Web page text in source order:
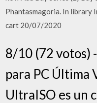
Phantasmagoria. In library
cart 20/07/2020
8/10 (72 votos)
para PC Última
UltraISO es un